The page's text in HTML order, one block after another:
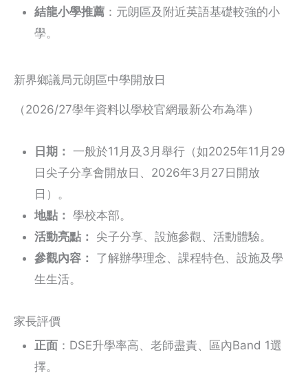
結龍小學推薦 ：元朗區及附近英語基礎較強的小
學。
新界鄉議局元朗區中學開放日
（2026/27學年資料以學校官網最新公布為準）
日期： 一般於11月及3月舉行（如2025年11月29
日尖子分享會開放日、2026年3月27日開放
日）。
地點： 學校本部。
活動亮點：
尖子分享、設施參觀、活動體驗。
參觀內容：
了解辦學理念、課程特色、設施及學
生生活。
家長評價
正面 ：DSE升學率高、老師盡責、區內Band 1選
擇。